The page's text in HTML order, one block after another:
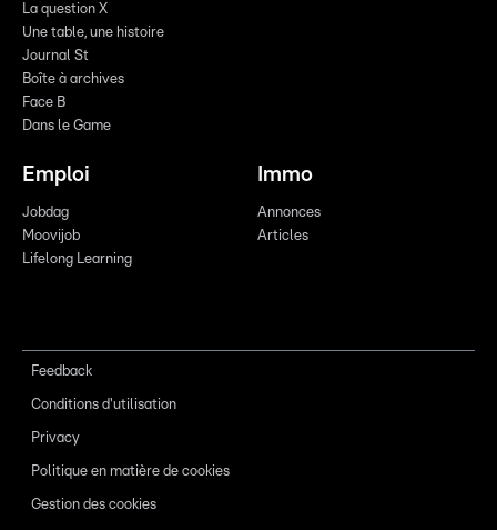
La question X
Une table, une histoire
Journal St
Boîte à archives
Face B
Dans le Game
Emploi
Jobdag
Moovijob
Lifelong Learning
Immo
Annonces
Articles
Feedback
Conditions d'utilisation
Privacy
Politique en matière de cookies
Gestion des cookies